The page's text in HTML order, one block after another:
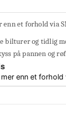
enn et forhold via
bilturer og tidlig
på pannen og
enn et